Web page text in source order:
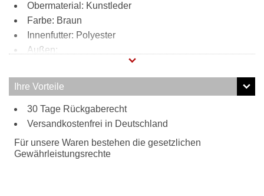
Obermaterial: Kunstleder
Farbe: Braun
Innenfutter: Polyester
Außen:
Tragweise:
Henkel
Schulterriemen
Besonderheiten:
verstell- und abnehmbarer Schulterriemen
Ihre Vorteile
30 Tage Rückgaberecht
Versandkostenfrei in Deutschland
Für unsere Waren bestehen die gesetzlichen
Gewährleistungsrechte